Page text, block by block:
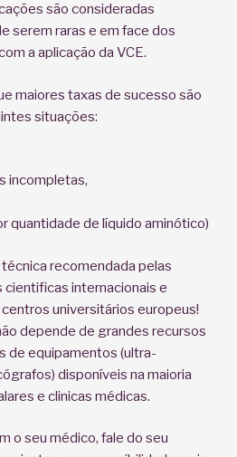
são consideradas
serem raras e em face dos
a aplicação da VCE.
maiores taxas de sucesso são
situações:
incompletas,
quantidade de líquido aminótico)
recomendada pelas
cientificas internacionais e
universitários europeus!
depende de grandes recursos
de equipamentos (ultra-
disponíveis na maioria
e clinicas médicas.
o seu médico, fale do seu